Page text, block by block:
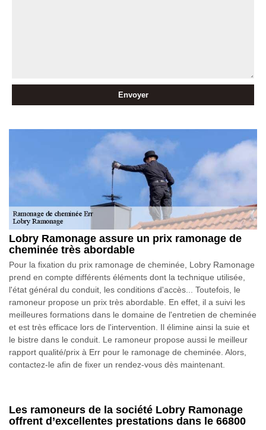
Lobry Ramonage assure un prix ramonage de
cheminée très abordable
Pour la fixation du prix ramonage de cheminée, Lobry Ramonage
prend en compte différents éléments dont la technique utilisée,
l'état général du conduit, les conditions d'accès... Toutefois, le
ramoneur propose un prix très abordable. En effet, il a suivi les
meilleures formations dans le domaine de l'entretien de cheminée
et est très efficace lors de l'intervention. Il élimine ainsi la suie et
le bistre dans le conduit. Le ramoneur propose aussi le meilleur
rapport qualité/prix à Err pour le ramonage de cheminée. Alors,
contactez-le afin de fixer un rendez-vous dès maintenant.
Les ramoneurs de la société Lobry Ramonage
offrent d’excellentes prestations dans le 66800